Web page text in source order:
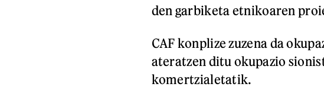
den garbiketa etnikoaren
CAF konplize zuzena da
ateratzen ditu okupazio
komertzialetatik.